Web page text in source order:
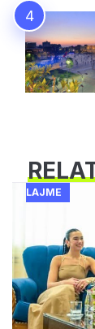
LAJME